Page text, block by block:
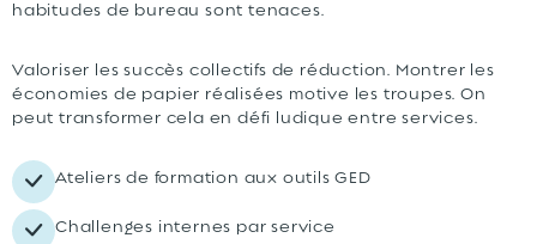
habitudes de bureau sont tenaces.
Valoriser les succès collectifs de réduction. Montrer les
économies de papier réalisées motive les troupes. On
peut transformer cela en défi ludique entre services.
Ateliers de formation aux outils GED
Challenges internes par service